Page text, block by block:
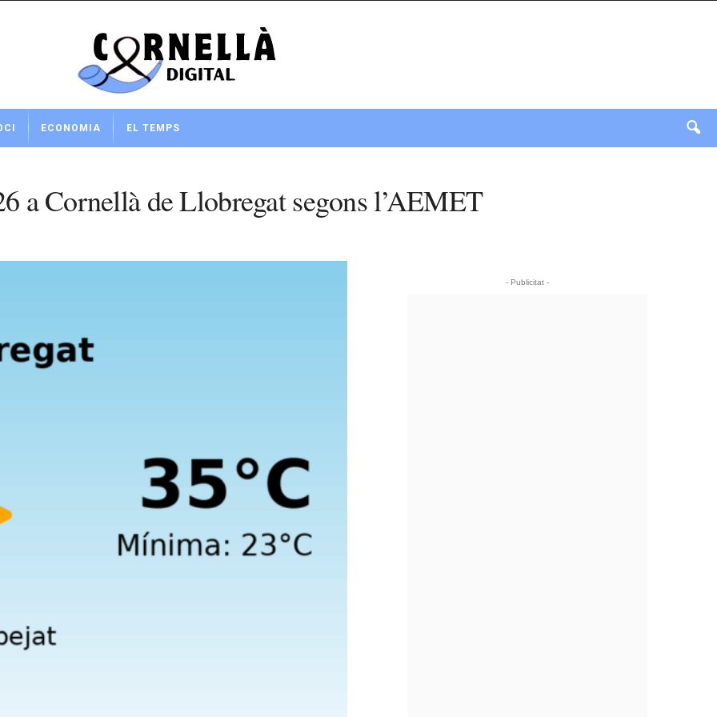
ECONOMIA EL TEMPS
a Cornellà de Llobregat segons l’AEMET
- Publicitat -